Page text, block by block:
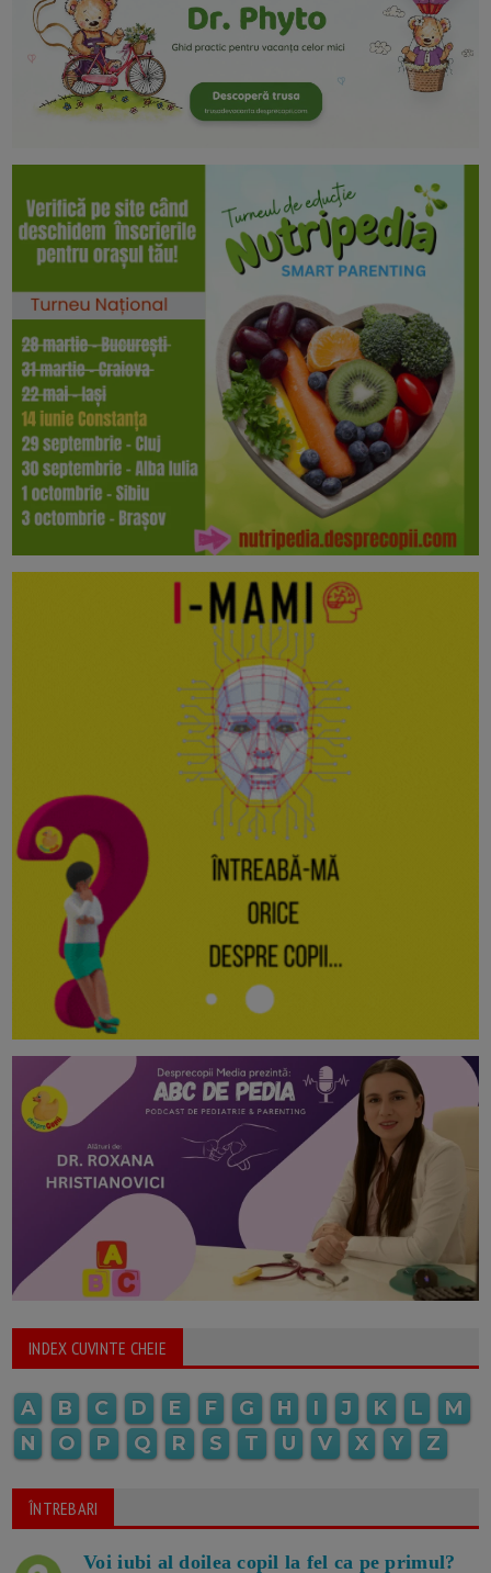
INDEX CUVINTE CHEIE
A B C D E F G H I J K L
M
N
O P Q R S T U V X Y Z
ÎNTREBARI
Voi iubi al doilea copil la fel ca pe primul?